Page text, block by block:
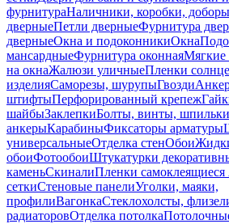
фурнитураНаличники, коробки, доборы
дверныеПетли дверныеФурнитура
дверныеОкна и подоконникиОкна
мансардныеФурнитура оконнаяМягкие
на окнаЖалюзи уличныеПленки
изделияСаморезы, шурупыГвозди
штифтыПерфорированный крепеж
шайбыЗаклепкиБолты, винты, шпильки
анкерыКарабиныФиксаторы арматуры
универсальныеОтделка стенОбои
обоиФотообоиШтукатурки
каменьСкиналиПленки самоклеящиеся
сеткиСтеновые панелиУголки, маяки,
профилиВагонкаСтеклохолсты,
радиаторовОтделка потолка